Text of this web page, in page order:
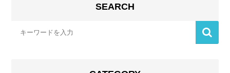
SEARCH